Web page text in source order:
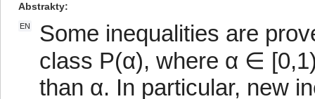
Abstrakty
EN
Some inequalities are
class P(α), where α ∈
than α. In particular, new